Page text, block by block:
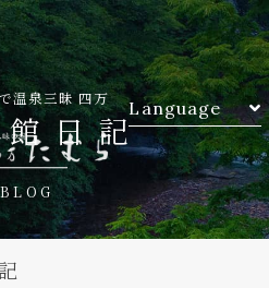
温泉三昧 四万
Language
館日記
BLOG